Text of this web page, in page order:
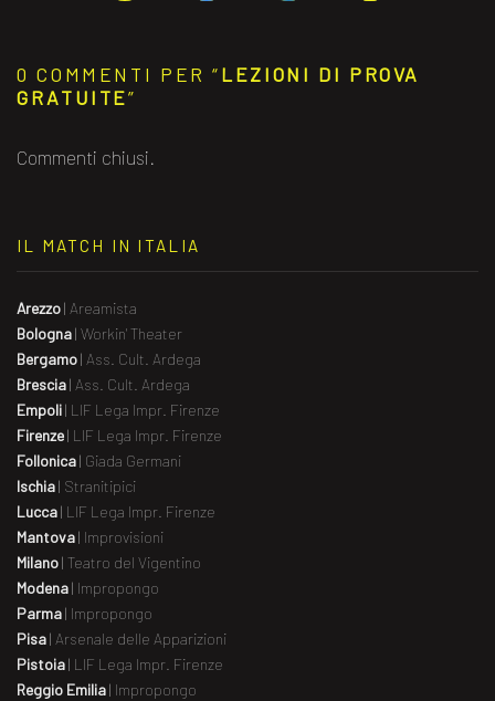
0 COMMENTI PER “LEZIONI DI PROVA
GRATUITE”
Commenti chiusi.
IL MATCH IN ITALIA
Arezzo| Areamista
Bologna| Workin' Theater
Bergamo| Ass. Cult. Ardega
Brescia| Ass. Cult. Ardega
Empoli| LIF Lega Impr. Firenze
Firenze| LIF Lega Impr. Firenze
Follonica| Giada Germani
Ischia| Stranitipici
Lucca| LIF Lega Impr. Firenze
Mantova| Improvisioni
Milano| Teatro del Vigentino
Modena| Impropongo
Parma| Impropongo
Pisa| Arsenale delle Apparizioni
Pistoia| LIF Lega Impr. Firenze
Reggio Emilia| Impropongo